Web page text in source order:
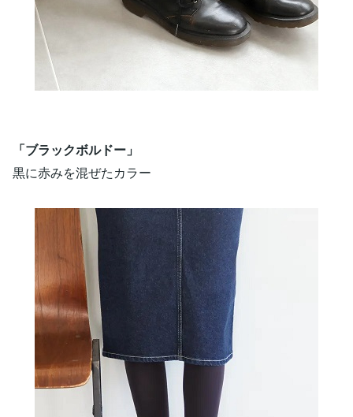
「ブラックボルドー」
黒に赤みを混ぜたカラー